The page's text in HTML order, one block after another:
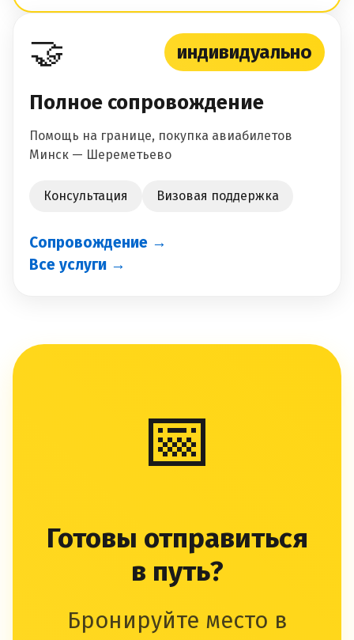
🤝 индивидуально
Полное сопровождение
Помощь на границе, покупка авиабилетов
Минск — Шереметьево
Консультация Визовая поддержка
Сопровождение →
Все услуги →
📅
Готовы отправиться
в путь?
Бронируйте место в